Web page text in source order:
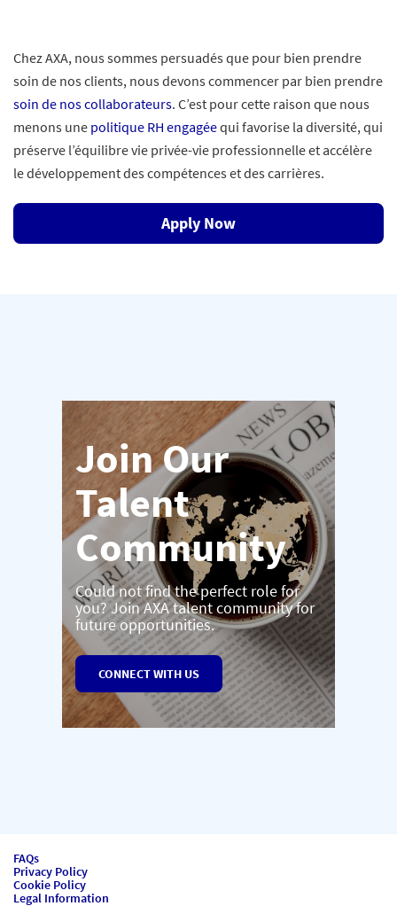
Chez AXA, nous sommes persuadés que pour bien prendre
soin de nos clients, nous devons commencer par bien prendre
soin de nos collaborateurs. C’est pour cette raison que nous
menons une politique RH engagéequi favorise la diversité, qui
préserve l’équilibre vie privée-vie professionnelle et accélère
le développement des compétences et des carrières.
Apply Now
Join Our
Talent
Community
Could not find the perfect role for
you? Join AXA talent community for
future opportunities.
CONNECT WITH US
FAQs
Privacy Policy
Cookie Policy
Legal Information